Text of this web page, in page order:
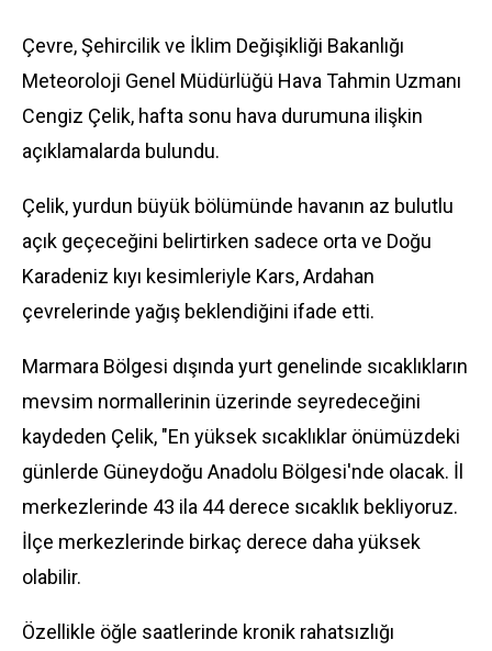
Çevre, Şehircilik ve İklim Değişikliği Bakanlığı
Meteoroloji Genel Müdürlüğü Hava Tahmin Uzmanı
Cengiz Çelik, hafta sonu hava durumuna ilişkin
açıklamalarda bulundu.
Çelik, yurdun büyük bölümünde havanın az bulutlu
açık geçeceğini belirtirken sadece orta ve Doğu
Karadeniz kıyı kesimleriyle Kars, Ardahan
çevrelerinde yağış beklendiğini ifade etti.
Marmara Bölgesi dışında yurt genelinde sıcaklıkların
mevsim normallerinin üzerinde seyredeceğini
kaydeden Çelik, "En yüksek sıcaklıklar önümüzdeki
günlerde Güneydoğu Anadolu Bölgesi'nde olacak. İl
merkezlerinde 43 ila 44 derece sıcaklık bekliyoruz.
İlçe merkezlerinde birkaç derece daha yüksek
olabilir.
Özellikle öğle saatlerinde kronik rahatsızlığı